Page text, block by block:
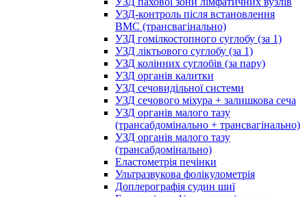
УЗД-контроль після встановлення
ВМС (трансвагінально)
УЗД гомілкостопного суглобу (за 1)
УЗД ліктьового суглобу (за 1)
УЗД колінних суглобів (за пару)
УЗД органів калитки
УЗД сечовидільної системи
УЗД сечового міхура + залишкова сеча
УЗД органів малого тазу
(трансабдомінально + трансвагінально)
УЗД органів малого тазу
(трансабдомінально)
Еластометрія печінки
Ультразвукова фолікулометрія
Доплерографія судин шиї